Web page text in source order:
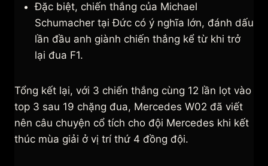
Đặc biệt, chiến thắng của Michael
Schumacher tại Đức có ý nghĩa lớn, đánh dấu
lần đầu anh giành chiến thắng kể từ khi trở
lại đua F1.
Tổng kết lại, với 3 chiến thắng cùng 12 lần lọt vào
top 3 sau 19 chặng đua, Mercedes W02 đã viết
nên câu chuyện cổ tích cho đội Mercedes khi kết
thúc mùa giải ở vị trí thứ 4 đồng đội.